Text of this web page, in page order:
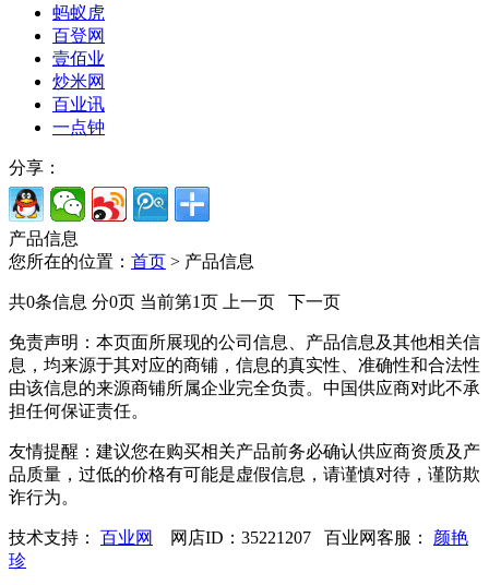
蚂蚁虎
百登网
壹佰业
炒米网
百业讯
一点钟
分享：
产品信息
您所在的位置： 首页 > 产品信息
共0条信息 分0页 当前第1页 上一页 下一页
免责声明： 本页面所展现的公司信息、产品信息及其他相关信
息，均来源于其对应的商铺，信息的真实性、准确性和合法性
由该信息的来源商铺所属企业完全负责。中国供应商对此不承
担任何保证责任。
友情提醒： 建议您在购买相关产品前务必确认供应商资质及产
品质量，过低的价格有可能是虚假信息，请谨慎对待，谨防欺
诈行为。
技术支持： 百业网 网店ID：35221207 百业网客服： 颜艳
珍